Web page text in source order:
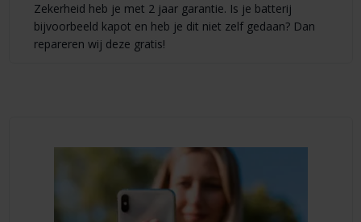
Zekerheid heb je met 2 jaar garantie. Is je batterij
bijvoorbeeld kapot en heb je dit niet zelf gedaan? Dan
repareren wij deze gratis!